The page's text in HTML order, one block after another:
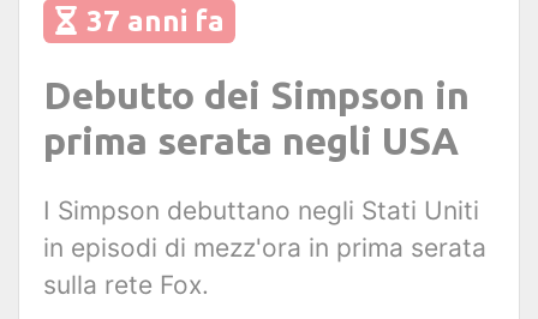
37 anni fa
Debutto dei Simpson in
prima serata negli USA
I Simpson debuttano negli Stati Uniti
in episodi di mezz'ora in prima serata
sulla rete Fox.